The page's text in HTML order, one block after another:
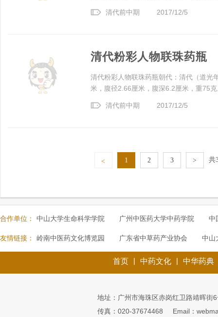
清代前中期 2017/12/5
清代前中期 2017/12/5
清代粉彩人物联珠药瓶
清代粉彩人物联珠药瓶朝代：清代（道光
米，腹径2.66厘米，腹深6.2厘米，重75
< 1 2 3 > 共
合作单位： 中山大学生命科学学院 广州中医药大学中药学院 中
友情链接： 岭南中医药文化博览园 广东省中草药产业协会 中山
首页 | 中药文化 | 中华药典
地址：广州市海珠区赤岗红卫路靖晖街
传真：020-37674468
Email：